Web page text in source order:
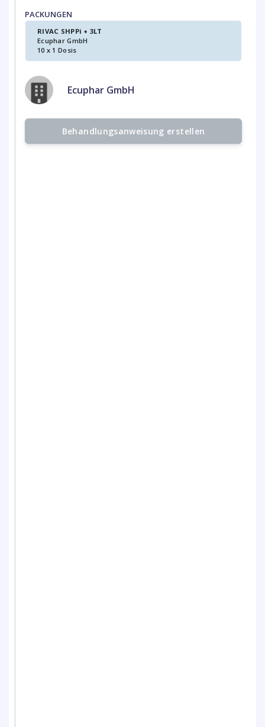
PACKUNGEN
RIVAC SHPPi + 3LT
Ecuphar GmbH
10 x 1 Dosis
Ecuphar GmbH
Behandlungsanweisung erstellen